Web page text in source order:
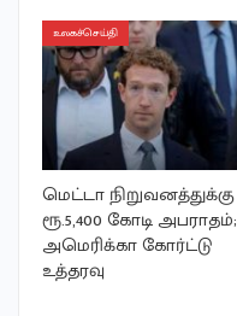
உலகச்செய்தி
மெட்டா நிறுவனத்துக்கு
ரூ.5,400 கோடி அபராதம்;
அமெரிக்கா கோர்ட்டு
உத்தரவு